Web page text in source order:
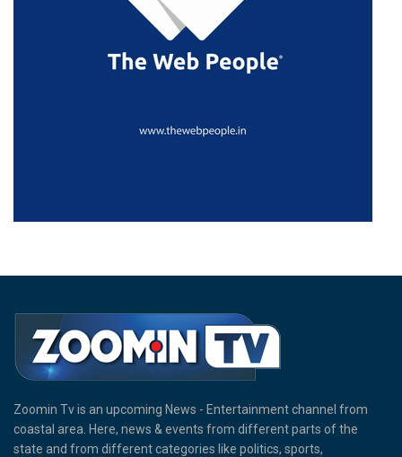
Zoomin Tv is an upcoming News - Entertainment channel from
coastal area. Here, news & events from different parts of the
state and from different categories like politics, sports,